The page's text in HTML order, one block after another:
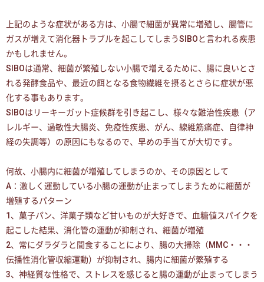
上記のような症状がある方は、小腸で細菌が異常に増殖し、腸管に
ガスが増えて消化器トラブルを起こしてしまうSIBOと言われる疾患
かもしれません。
SIBOは通常、細菌が繁殖しない小腸で増えるために、腸に良いとさ
れる発酵食品や、最近の餌となる食物繊維を摂るとさらに症状が悪
化する事もあります。
SIBOはリーキーガット症候群を引き起こし、様々な難治性疾患（ア
レルギー、過敏性大腸炎、免疫性疾患、がん、線維筋痛症、自律神
経の失調等）の原因にもなるので、早めの手当てが大切です。
何故、小腸内に細菌が増殖してしまうのか、その原因として
A：激しく運動している小腸の運動が止まってしまうために細菌が
増殖するパターン
1、菓子パン、洋菓子類など甘いものが大好きで、血糖値スパイクを
起こした結果、消化管の運動が抑制され、細菌が増殖
2、常にダラダラと間食することにより、腸の大掃除（MMC・・・
伝播性消化管収縮運動）が抑制され、腸内に細菌が繁殖する
3、神経質な性格で、ストレスを感じると腸の運動が止まってしまう